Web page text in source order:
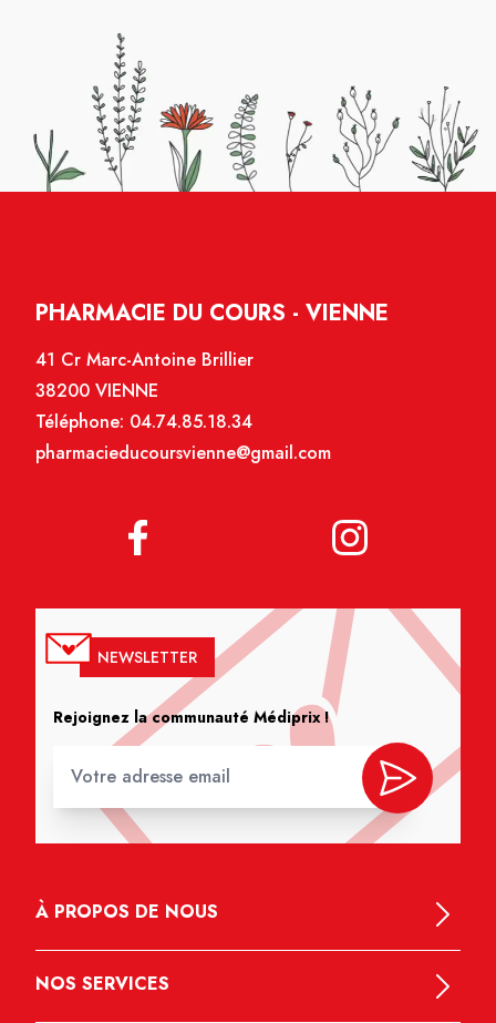
PHARMACIE DU COURS - VIENNE
41 Cr Marc-Antoine Brillier
38200 VIENNE
Téléphone: 04.74.85.18.34
pharmacieducoursvienne@gmail.com
NEWSLETTER
Rejoignez la communauté Médiprix !
À PROPOS DE NOUS
NOS SERVICES